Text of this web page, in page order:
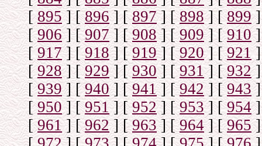
[895] [896] [897] [898] [899]
[906] [907] [908] [909] [910]
[917] [918] [919] [920] [921]
[928] [929] [ 930] [931] [932]
[939] [940] [941] [942] [943]
[950] [951] [952] [953] [954]
[961] [962] [963] [964] [965]